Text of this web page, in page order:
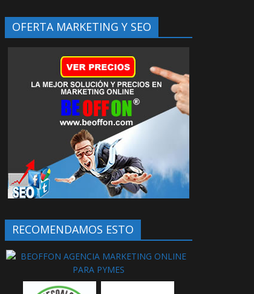
OFERTA MARKETING Y SEO
RECOMENDAMOS ESTO